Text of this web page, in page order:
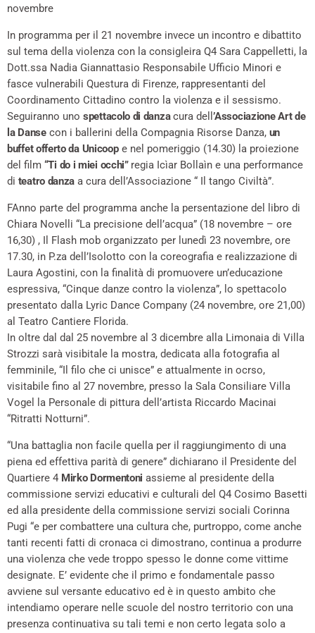
novembre
In programma per il 21 novembre invece un incontro e dibattito
sul tema della violenza con la consigleira Q4 Sara Cappelletti, la
Dott.ssa Nadia Giannattasio Responsabile Ufficio Minori e
fasce vulnerabili Questura di Firenze, rappresentanti del
Coordinamento Cittadino contro la violenza e il sessismo.
Seguiranno uno spettacolo di danzacura dell’Associazione Art de
la Dansecon i ballerini della Compagnia Risorse Danza, un
buffet offerto da Unicoope nel pomeriggio (14.30) la proiezione
del film “Ti do i miei occhi” regia Icìar Bollaìn e una performance
di teatro danza a cura dell’Associazione “ Il tango Civiltà”.
FAnno parte del programma anche la persentazione del libro di
Chiara Novelli “La precisione dell’acqua” (18 novembre – ore
16,30) , Il Flash mob organizzato per lunedì 23 novembre, ore
17.30, in P.za dell’Isolotto con la coreografia e realizzazione di
Laura Agostini, con la finalità di promuovere un’educazione
espressiva, “Cinque danze contro la violenza”, lo spettacolo
presentato dalla Lyric Dance Company (24 novembre, ore 21,00)
al Teatro Cantiere Florida.
In oltre dal dal 25 novembre al 3 dicembre alla Limonaia di Villa
Strozzi sarà visibitale la mostra, dedicata alla fotografia al
femminile, “Il filo che ci unisce” e attualmente in ocrso,
visitabile fino al 27 novembre, presso la Sala Consiliare Villa
Vogel la Personale di pittura dell’artista Riccardo Macinai
“Ritratti Notturni”.
“Una battaglia non facile quella per il raggiungimento di una
piena ed effettiva parità di genere” dichiarano il Presidente del
Quartiere 4 Mirko Dormentoni assieme al presidente della
commissione servizi educativi e culturali del Q4 Cosimo Basetti
ed alla presidente della commissione servizi sociali Corinna
Pugi “e per combattere una cultura che, purtroppo, come anche
tanti recenti fatti di cronaca ci dimostrano, continua a produrre
una violenza che vede troppo spesso le donne come vittime
designate. E’ evidente che il primo e fondamentale passo
avviene sul versante educativo ed è in questo ambito che
intendiamo operare nelle scuole del nostro territorio con una
presenza continuativa su tali temi e non certo legata solo a